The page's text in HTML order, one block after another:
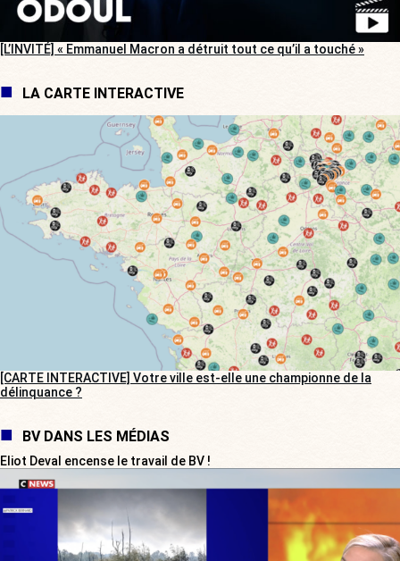
[L’INVITÉ] « Emmanuel Macron a détruit tout ce qu’il a touché »
LA CARTE INTERACTIVE
[CARTE INTERACTIVE] Votre ville est-elle une championne de la
délinquance ?
BV DANS LES MÉDIAS
Eliot Deval encense le travail de BV !